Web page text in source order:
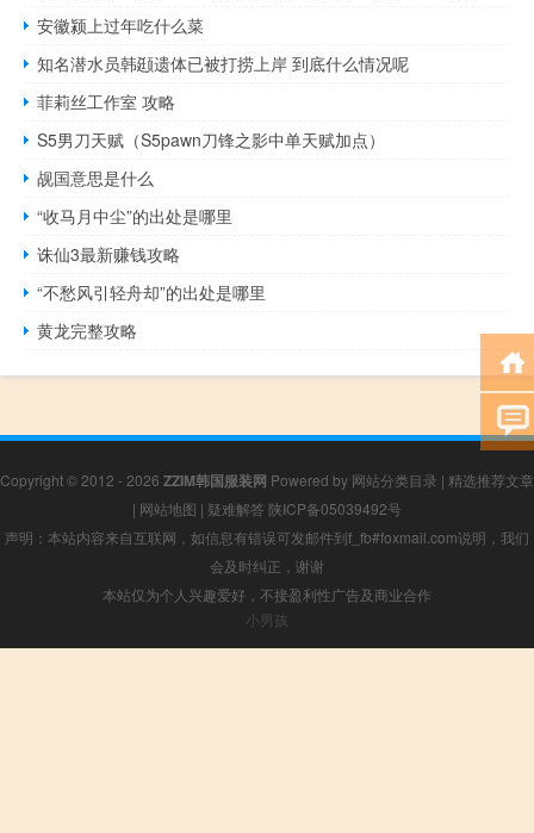
安徽颍上过年吃什么菜
知名潜水员韩颋遗体已被打捞上岸 到底什么情况呢
菲莉丝工作室 攻略
S5男刀天赋（S5pawn刀锋之影中单天赋加点）
觇国意思是什么
“收马月中尘”的出处是哪里
诛仙3最新赚钱攻略
“不愁风引轻舟却”的出处是哪里
黄龙完整攻略
Copyright © 2012 - 2026 ZZIM韩国服装网 Powered by 网站分类目录 | 精选推荐文章
| 网站地图 | 疑难解答 陕ICP备05039492号
声明：本站内容来自互联网，如信息有错误可发邮件到f_fb#foxmail.com说明，我们
会及时纠正，谢谢
本站仅为个人兴趣爱好，不接盈利性广告及商业合作
小男孩